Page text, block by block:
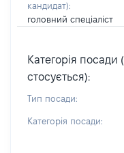
кандидат):
головний спеціаліст
Категорія посади
стосується):
Тип посади:
Категорія посади: